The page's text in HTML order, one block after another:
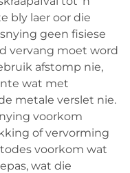
bly laer oor die
geen fisiese
vervang moet word
afstomp nie,
wat met
metale verslet nie.
voorkom
of vervorming
voorkom wat
wat die